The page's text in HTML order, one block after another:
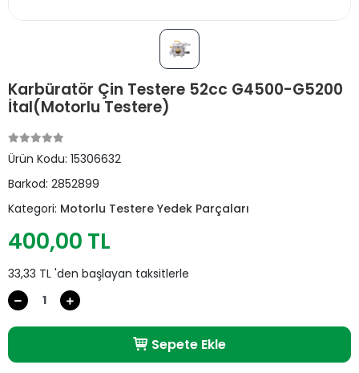
Karbüratör Çin Testere 52cc G4500-G5200
İtal(Motorlu Testere)
Ürün Kodu: 15306632
Barkod: 2852899
Kategori: Motorlu Testere Yedek Parçaları
400,00 TL
33,33 TL 'den başlayan taksitlerle
Sepete Ekle